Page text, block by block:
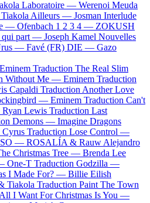
Laboratoire — Werenoi Meuda
Ailleurs — Josman Interlude
— Ofenbach 1 2 3 4 — ZOKUSH
qui part — Joseph Kamel Nouvelles
— Favé (FR) DIE — Gazo
Eminem Traduction The Real Slim
Without Me — Eminem Traduction
Capaldi Traduction Another Love
— Eminem Traduction Can't
Ryan Lewis Traduction Last
Demons — Imagine Dragons
Traduction Lose Control —
— ROSALÍA & Rauw Alejandro
Christmas Tree — Brenda Lee
One-T Traduction Godzilla —
I Made For? — Billie Eilish
Tiakola Traduction Paint The Town
I Want For Christmas Is You —